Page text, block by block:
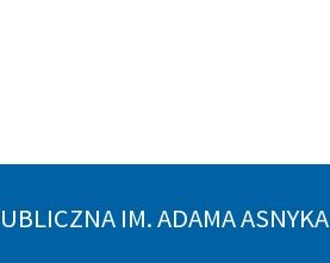
IM. ADAMA ASNYKA